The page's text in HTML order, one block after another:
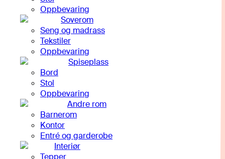
Oppbevaring
Soverom
Seng og madrass
Tekstiler
Oppbevaring
Spiseplass
Bord
Stol
Oppbevaring
Andre rom
Barnerom
Kontor
Entré og garderobe
Interiør
Tepper